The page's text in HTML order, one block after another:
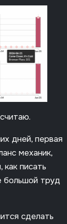
дней, первая
механик,
писать
большой труд
сделать